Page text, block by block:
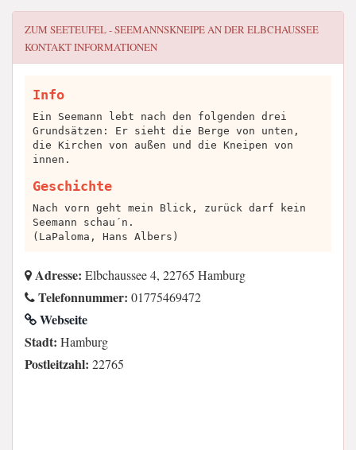
ZUM SEETEUFEL - SEEMANNSKNEIPE AN DER ELBCHAUSSEE
KONTAKT INFORMATIONEN
Info
Ein Seemann lebt nach den folgenden drei
Grundsätzen: Er sieht die Berge von unten,
die Kirchen von außen und die Kneipen von
innen.
Geschichte
Nach vorn geht mein Blick, zurück darf kein
Seemann schau´n.
(LaPaloma, Hans Albers)
Adresse: Elbchaussee 4, 22765 Hamburg
Telefonnummer: 01775469472
Webseite
Stadt: Hamburg
Postleitzahl: 22765